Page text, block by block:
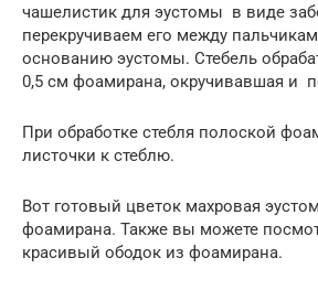
чашелистик для эустомы в виде
перекручиваем его между
основанию эустомы. Стебель
0,5 см фоамирана, окручивавшая и
При обработке стебля полоской
листочки к стеблю.
Вот готовый цветок махровая
фоамирана. Также вы можете
красивый ободок из фоамирана.